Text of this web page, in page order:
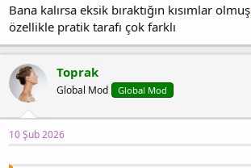
Bana kalırsa eksik bıraktığın kısımlar olmuş
özellikle pratik tarafı çok farklı
Toprak
Global Mod Global Mod
10 Şub 2026